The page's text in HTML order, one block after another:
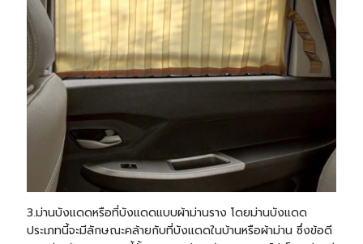
3.ม่านบังแดดหรือที่บังแดดแบบผ้าม่านราง โดยม่านบังแดด
ประเภทนี้จะมีลักษณะคล้ายกับที่บังแดดในบ้านหรือผ้าม่าน ซึ่งข้อดี